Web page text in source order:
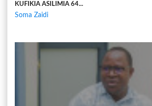
KUFIKIA ASILIMIA 64...
Soma Zaidi